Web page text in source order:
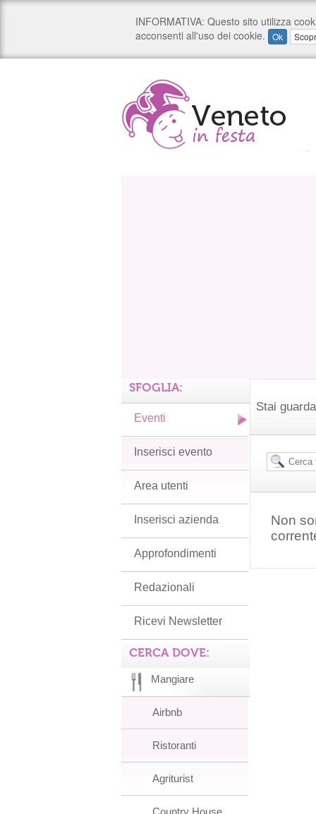
Stai
Non
SFOGLIA:
Eventi
Inserisci evento
Area utenti
Inserisci azienda
Approfondimenti
Redazionali
Ricevi Newsletter
CERCA DOVE:
Mangiare
Airbnb
Ristoranti
Agriturist
Country House